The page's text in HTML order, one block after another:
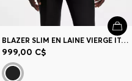
BLAZER SLIM EN LAINE VIERGE ITALIENNE
999,00 C$